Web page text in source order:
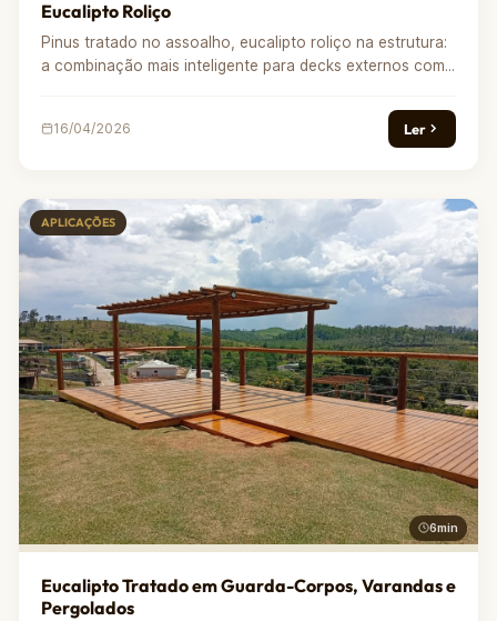
Eucalipto Roliço
Pinus tratado no assoalho, eucalipto roliço na estrutura:
a combinação mais inteligente para decks externos com...
16/04/2026 Ler
APLICAÇÕES
6min
Eucalipto Tratado em Guarda-Corpos, Varandas e
Pergolados